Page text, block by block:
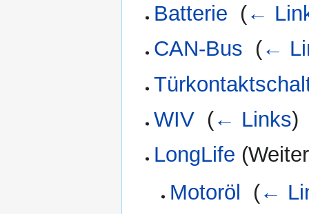
Batterie (←
CAN-Bus (←
WIV (← Links)
LongLife
Motoröl
(←